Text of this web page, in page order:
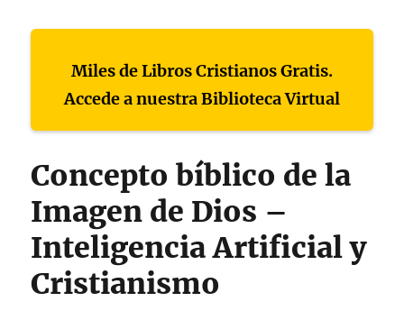
Miles de Libros Cristianos Gratis.
Accede a nuestra Biblioteca Virtual
Concepto bíblico de la
Imagen de Dios –
Inteligencia Artificial y
Cristianismo